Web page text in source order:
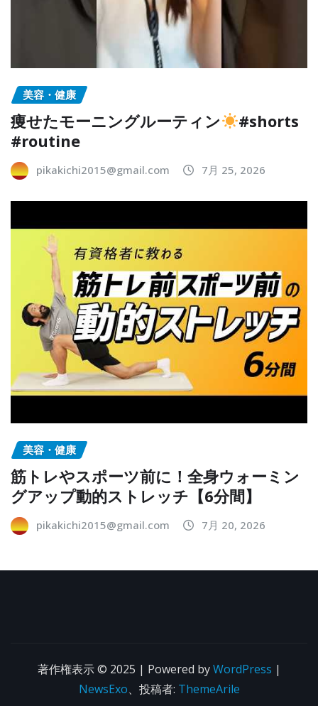
美容・健康
痩せたモーニングルーティン
#shorts
#routine
pikakichi2015@gmail.com 7月 25, 2026
美容・健康
筋トレやスポーツ前に！全身ウォーミン
グアップ動的ストレッチ【6分間】
pikakichi2015@gmail.com 7月 20, 2026
著作権表示 © 2025 | Powered byWordPress |
NewsExo、投稿者: ThemeArile